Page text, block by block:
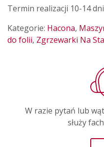
Termin realizacji 10-14 dni
Kategorie: Hacona,
do folii, Zgrzewarki Na
W razie pytań lub
służy